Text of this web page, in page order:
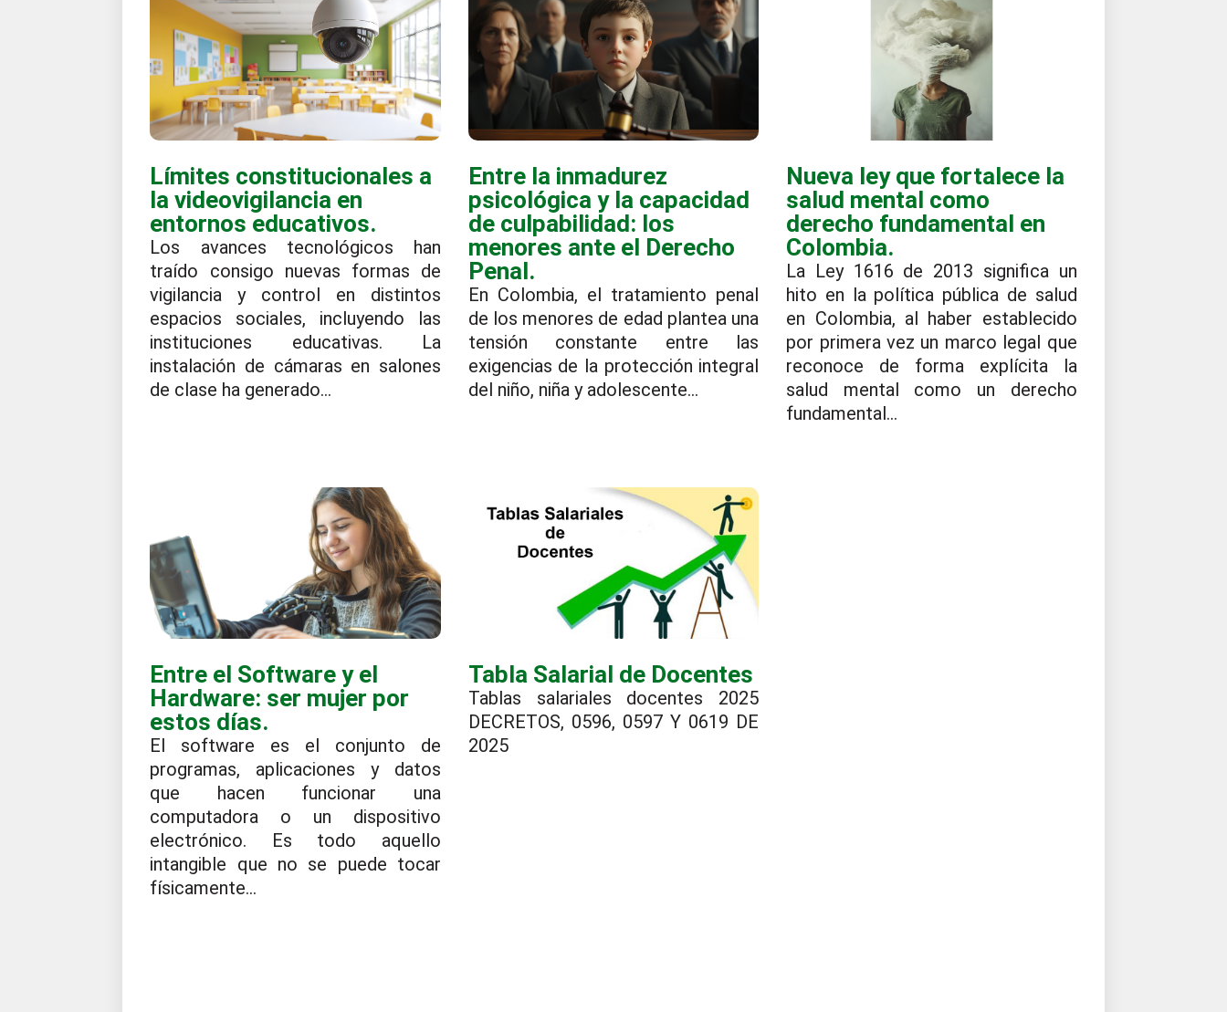
Límites constitucionales a
la videovigilancia en
entornos educativos.
Los avances tecnológicos han
traído consigo nuevas formas de
vigilancia y control en distintos
espacios sociales, incluyendo las
instituciones educativas. La
instalación de cámaras en salones
de clase ha generado...
Entre la inmadurez
psicológica y la capacidad
de culpabilidad: los
menores ante el Derecho
Penal.
En Colombia, el tratamiento penal
de los menores de edad plantea una
tensión constante entre las
exigencias de la protección integral
del niño, niña y adolescente...
Nueva ley que fortalece la
salud mental como
derecho fundamental en
Colombia.
La Ley 1616 de 2013 significa un
hito en la política pública de salud
en Colombia, al haber establecido
por primera vez un marco legal que
reconoce de forma explícita la
salud mental como un derecho
fundamental...
Entre el Software y el
Hardware: ser mujer por
estos días.
El software es el conjunto de
programas, aplicaciones y datos
que hacen funcionar una
computadora o un dispositivo
electrónico. Es todo aquello
intangible que no se puede tocar
físicamente...
Tabla Salarial de Docentes
Tablas salariales docentes 2025
DECRETOS, 0596, 0597 Y 0619 DE
2025